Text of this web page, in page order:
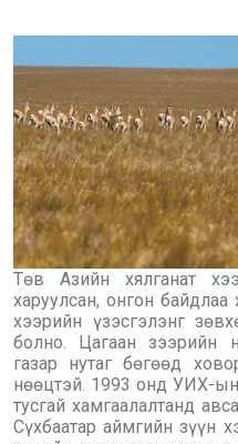
Төв Азийн хялганат
харуулсан, онгон
хээрийн үзэсгэлэнг
болно. Цагаан зээрийн
газар нутаг бөгөөд
нөөцтэй. 1993 онд УИХ-
тусгай хамгаалалтанд
Сүхбаатар аймгийн зүүн